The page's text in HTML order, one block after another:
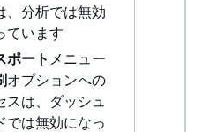
、分析では無効
ています
ポート メニュー
オプションへの
スは、ダッシュ
では無効になっ